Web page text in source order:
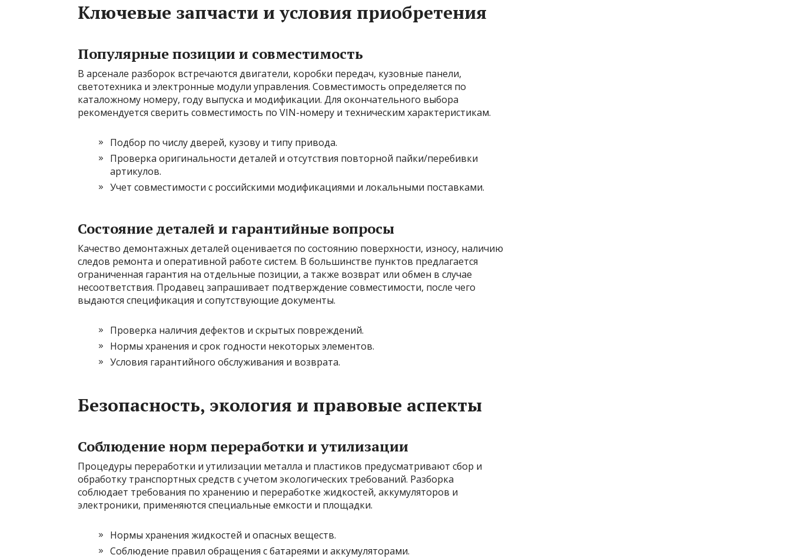
Ключевые запчасти и условия приобретения
Популярные позиции и совместимость
В арсенале разборок встречаются двигатели, коробки передач, кузовные панели,
светотехника и электронные модули управления. Совместимость определяется по
каталожному номеру, году выпуска и модификации. Для окончательного выбора
рекомендуется сверить совместимость по VIN-номеру и техническим характеристикам.
Подбор по числу дверей, кузову и типу привода.
Проверка оригинальности деталей и отсутствия повторной пайки/перебивки
артикулов.
Учет совместимости с российскими модификациями и локальными поставками.
Состояние деталей и гарантийные вопросы
Качество демонтажных деталей оценивается по состоянию поверхности, износу, наличию
следов ремонта и оперативной работе систем. В большинстве пунктов предлагается
ограниченная гарантия на отдельные позиции, а также возврат или обмен в случае
несоответствия. Продавец запрашивает подтверждение совместимости, после чего
выдаются спецификация и сопутствующие документы.
Проверка наличия дефектов и скрытых повреждений.
Нормы хранения и срок годности некоторых элементов.
Условия гарантийного обслуживания и возврата.
Безопасность, экология и правовые аспекты
Соблюдение норм переработки и утилизации
Процедуры переработки и утилизации металла и пластиков предусматривают сбор и
обработку транспортных средств с учетом экологических требований. Разборка
соблюдает требования по хранению и переработке жидкостей, аккумуляторов и
электроники, применяются специальные емкости и площадки.
Нормы хранения жидкостей и опасных веществ.
Соблюдение правил обращения с батареями и аккумуляторами.